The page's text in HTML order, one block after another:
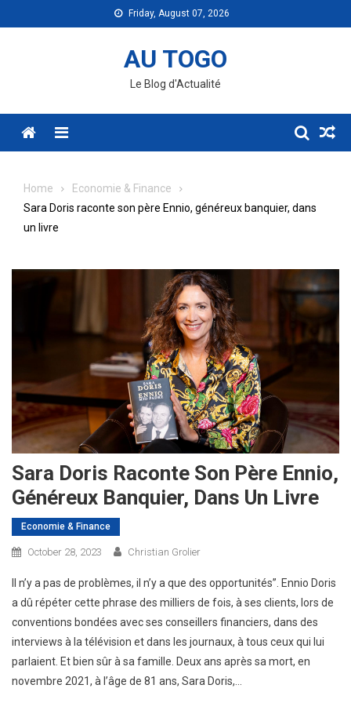
to
Friday, August 07, 2026
AU TOGO
Le Blog d'Actualité
Menu
Home
Economie & Finance
Sara Doris raconte son père Ennio, généreux banquier, dans
un livre
Sara Doris Raconte Son Père Ennio,
Généreux Banquier, Dans Un Livre
Economie & Finance
October 28, 2023 Christian Grolier
Il n’y a pas de problèmes, il n’y a que des opportunités”. Ennio Doris
a dû répéter cette phrase des milliers de fois, à ses clients, lors de
conventions bondées avec ses conseillers financiers, dans des
interviews à la télévision et dans les journaux, à tous ceux qui lui
parlaient. Et bien sûr à sa famille. Deux ans après sa mort, en
novembre 2021, à l’âge de 81 ans, Sara Doris,…